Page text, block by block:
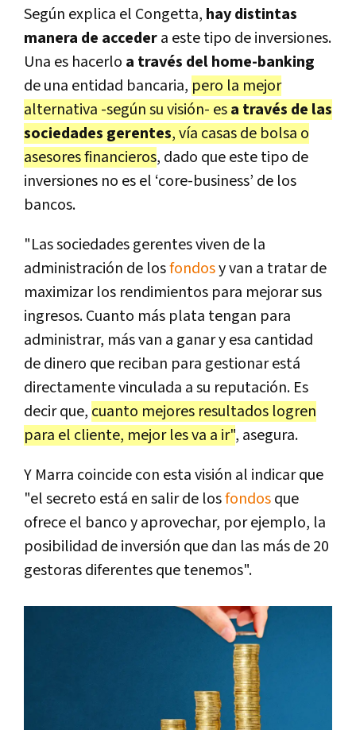
Según explica el Congetta, hay distintas
manera de accedera este tipo de inversiones.
Una es hacerlo a través del home-banking
de una entidad bancaria, pero la mejor
alternativa -según su visión- esa través de las
sociedades gerentes, vía casas de bolsa o
asesores financieros, dado que este tipo de
inversiones no es el ‘core-business’ de los
bancos.
"Las sociedades gerentes viven de la
administración de losfondosy van a tratar de
maximizar los rendimientos para mejorar sus
ingresos. Cuanto más plata tengan para
administrar, más van a ganar y esa cantidad
de dinero que reciban para gestionar está
directamente vinculada a su reputación. Es
decir que, cuanto mejores resultados logren
para el cliente, mejor les va a ir", asegura.
Y Marra coincide con esta visión al indicar que
"el secreto está en salir de losfondosque
ofrece el banco y aprovechar, por ejemplo, la
posibilidad de inversión que dan las más de 20
gestoras diferentes que tenemos".